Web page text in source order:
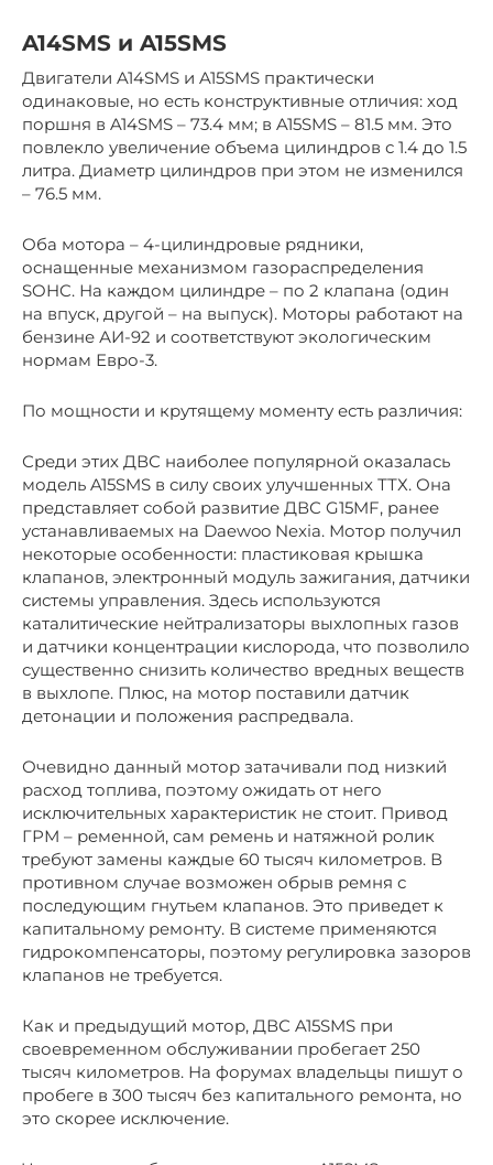
A14SMS и A15SMS
Двигатели A14SMS и A15SMS практически
одинаковые, но есть конструктивные отличия: ход
поршня в A14SMS – 73.4 мм; в A15SMS – 81.5 мм. Это
повлекло увеличение объема цилиндров с 1.4 до 1.5
литра. Диаметр цилиндров при этом не изменился
– 76.5 мм.
Оба мотора – 4-цилиндровые рядники,
оснащенные механизмом газораспределения
SOHC. На каждом цилиндре – по 2 клапана (один
на впуск, другой – на выпуск). Моторы работают на
бензине АИ-92 и соответствуют экологическим
нормам Евро-3.
По мощности и крутящему моменту есть различия:
Среди этих ДВС наиболее популярной оказалась
модель A15SMS в силу своих улучшенных ТТХ. Она
представляет собой развитие ДВС G15MF, ранее
устанавливаемых на Daewoo Nexia. Мотор получил
некоторые особенности: пластиковая крышка
клапанов, электронный модуль зажигания, датчики
системы управления. Здесь используются
каталитические нейтрализаторы выхлопных газов
и датчики концентрации кислорода, что позволило
существенно снизить количество вредных веществ
в выхлопе. Плюс, на мотор поставили датчик
детонации и положения распредвала.
Очевидно данный мотор затачивали под низкий
расход топлива, поэтому ожидать от него
исключительных характеристик не стоит. Привод
ГРМ – ременной, сам ремень и натяжной ролик
требуют замены каждые 60 тысяч километров. В
противном случае возможен обрыв ремня с
последующим гнутьем клапанов. Это приведет к
капитальному ремонту. В системе применяются
гидрокомпенсаторы, поэтому регулировка зазоров
клапанов не требуется.
Как и предыдущий мотор, ДВС A15SMS при
своевременном обслуживании пробегает 250
тысяч километров. На форумах владельцы пишут о
пробеге в 300 тысяч без капитального ремонта, но
это скорее исключение.